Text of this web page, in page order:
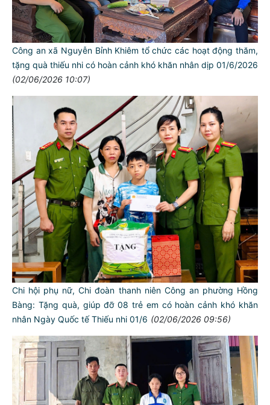
Công an xã Nguyễn Bỉnh Khiêm tổ chức các hoạt động thăm,
tặng quà thiếu nhi có hoàn cảnh khó khăn nhân dịp 01/6/2026
(02/06/2026 10:07)
Chi hội phụ nữ, Chi đoàn thanh niên Công an phường Hồng
Bàng: Tặng quà, giúp đỡ 08 trẻ em có hoàn cảnh khó khăn
nhân Ngày Quốc tế Thiếu nhi 01/6 (02/06/2026 09:56)